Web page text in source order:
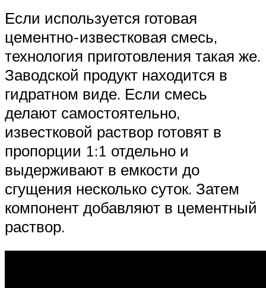
Если используется готовая
цементно-известковая смесь,
технология приготовления такая же.
Заводской продукт находится в
гидратном виде. Если смесь
делают самостоятельно,
известковой раствор готовят в
пропорции 1:1 отдельно и
выдерживают в емкости до
сгущения несколько суток. Затем
компонент добавляют в цементный
раствор.